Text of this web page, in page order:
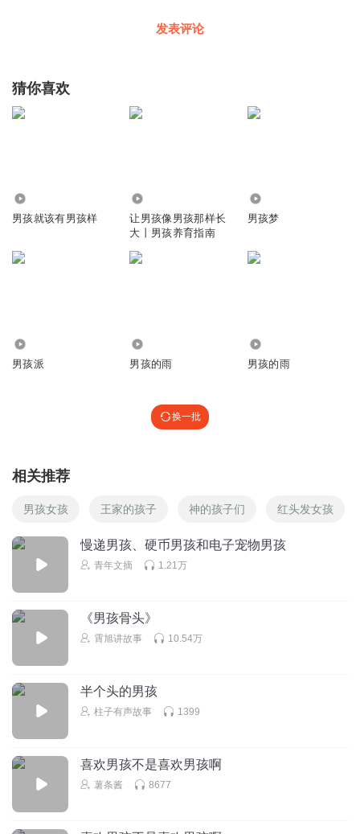
ＯＰ：主格音乐
世界静止就你我而已
你的眼神勾住了我的心
不害怕前面有多少的艰难险阻
第一次这么认定就是一定要做
这次我大声的喊出
你是我的男孩 男孩 你说得都对
我的男孩 男孩 这一次ok
其他人别再排队
我怎么会那么的坚决
就想把你留在我的身边
我的男孩 男孩 我的男孩
发表评论
猜你喜欢
男孩就该有男孩样
让男孩像男孩那样长
大丨男孩养育指南
男孩梦
男孩派 男孩的雨 男孩的雨
换一批
相关推荐
男孩女孩 王家的孩子 神的孩子们 红头发女孩
慢递男孩、硬币男孩和电子宠物男孩
青年文摘 1.21万
《男孩骨头》
霄旭讲故事 10.54万
半个头的男孩
柱子有声故事 1399
喜欢男孩不是喜欢男孩啊
薯条酱 8677